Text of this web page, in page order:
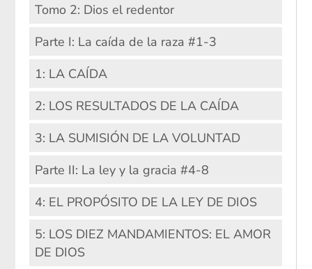
Tomo 2: Dios el redentor
Parte I: La caída de la raza #1-3
1: LA CAÍDA
2: LOS RESULTADOS DE LA CAÍDA
3: LA SUMISIÓN DE LA VOLUNTAD
Parte II: La ley y la gracia #4-8
4: EL PROPÓSITO DE LA LEY DE DIOS
5: LOS DIEZ MANDAMIENTOS: EL AMOR
DE DIOS